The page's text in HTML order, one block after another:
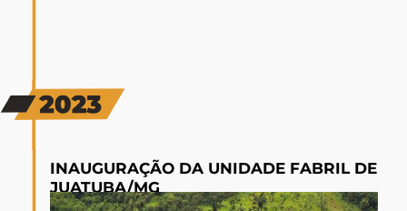
INAUGURAÇÃO DA UNIDADE FABRIL DE
JUATUBA/MG